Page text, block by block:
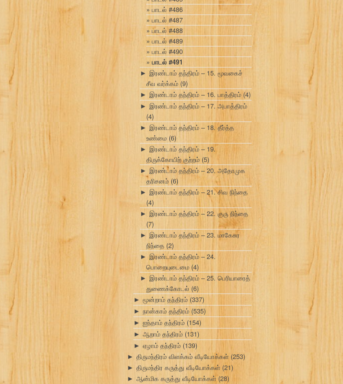
பாடல் #486
பாடல் #487
பாடல் #488
பாடல் #489
பாடல் #490
பாடல் #491
► இரண்டாம் தந்திரம் – 15. மூவகைச்
சீவ வர்க்கம் (9)
► இரண்டாம் தந்திரம் – 16. பாத்திரம் (4)
► இரண்டாம் தந்திரம் – 17. அபாத்திரம்
(4)
► இரண்டாம் தந்திரம் – 18. தீர்த்த
உண்மை (6)
► இரண்டாம் தந்திரம் – 19.
திருக்கோயிற் குற்றம் (5)
► இரண்டாம் தந்திரம் – 20. அதோமுக
தரிசனம் (6)
► இரண்டாம் தந்திரம் – 21. சிவ நிந்தை
(4)
► இரண்டாம் தந்திரம் – 22. குரு நிந்தை
(7)
► இரண்டாம் தந்திரம் – 23. மாகேசுர
நிந்தை (2)
► இரண்டாம் தந்திரம் – 24.
பொறையுடைமை (4)
► இரண்டாம் தந்திரம் – 25. பெரியாரைத்
துணைக்கோடல் (6)
► மூன்றாம் தந்திரம் (337)
► நான்காம் தந்திரம் (535)
► ஐந்தாம் தந்திரம் (154)
► ஆறாம் தந்திரம் (131)
► ஏழாம் தந்திரம் (139)
► திருமந்திரம் விளக்கம் வீடியோக்கள் (253)
► திருமந்திர கருத்து வீடியோக்கள் (21)
► ஆன்மிக கருத்து வீடியோக்கள்(28)